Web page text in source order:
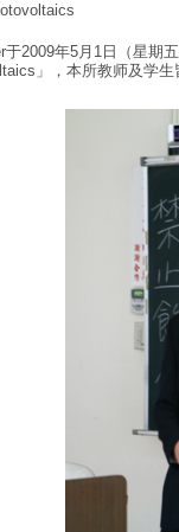
于2009年5月1日（星期
」，本所教师及学